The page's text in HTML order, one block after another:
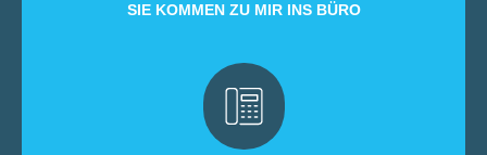
SIE KOMMEN ZU MIR INS BÜRO